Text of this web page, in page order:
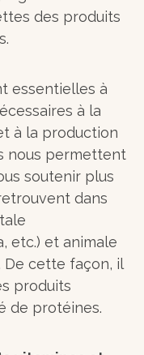
des produits
essentielles à
à la
à la production
nous permettent
soutenir plus
dans
etc.) et animale
De cette façon, il
produits
de protéines.